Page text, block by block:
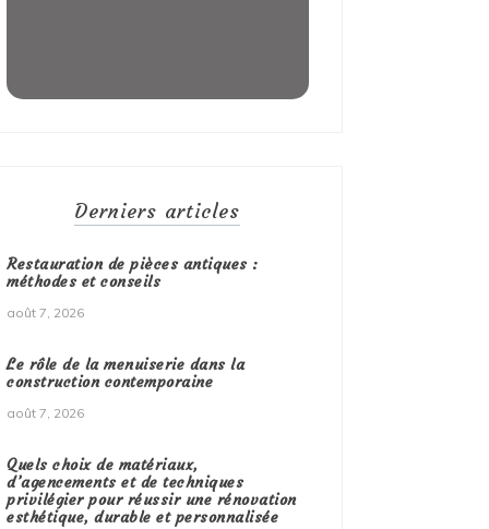
Derniers articles
Restauration de pièces antiques :
méthodes et conseils
août 7, 2026
Le rôle de la menuiserie dans la
construction contemporaine
août 7, 2026
Quels choix de matériaux,
d’agencements et de techniques
privilégier pour réussir une rénovation
esthétique, durable et personnalisée